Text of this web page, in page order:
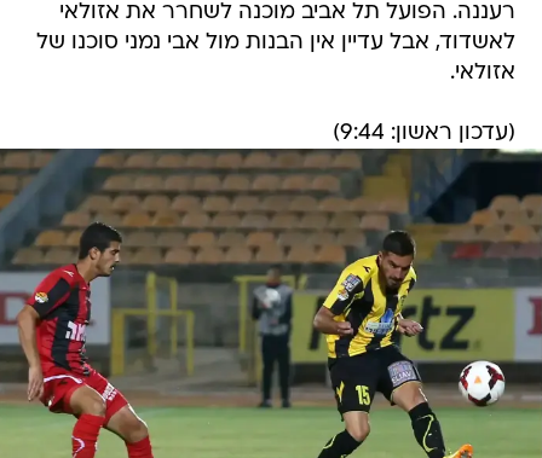
רעננה. הפועל תל אביב מוכנה לשחרר את אזולאי
לאשדוד, אבל עדיין אין הבנות מול אבי נמני סוכנו של
אזולאי.
(עדכון ראשון: 9:44)